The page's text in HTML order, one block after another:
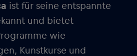
ist für seine entspannte
und bietet
wie
Kunstkurse und